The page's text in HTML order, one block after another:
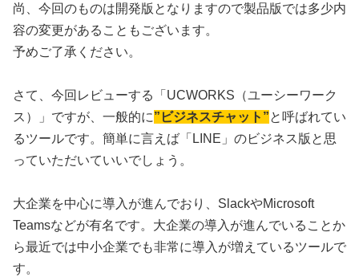
尚、今回のものは開発版となりますので製品版では多少内
容の変更があることもございます。
予めご了承ください。
さて、今回レビューする「UCWORKS（ユーシーワーク
ス）」ですが、一般的に”ビジネスチャット”と呼ばれてい
るツールです。簡単に言えば「LINE」のビジネス版と思
っていただいていいでしょう。
大企業を中心に導入が進んでおり、SlackやMicrosoft
Teamsなどが有名です。大企業の導入が進んでいることか
ら最近では中小企業でも非常に導入が増えているツールで
す。